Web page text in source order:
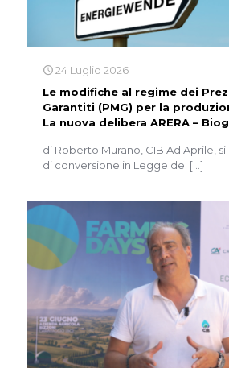
24 Luglio 2026
Le modifiche al regime dei
Garantiti (PMG) per la
La nuova delibera ARERA –
di Roberto Murano, CIB Ad Aprile,
di conversione in Legge del […]